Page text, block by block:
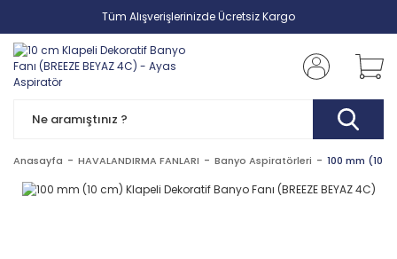
Tüm Alışverişlerinizde Ücretsiz Kargo
Anasayfa HAVALANDIRMA FANLARI Banyo Aspiratörleri 100 mm (10